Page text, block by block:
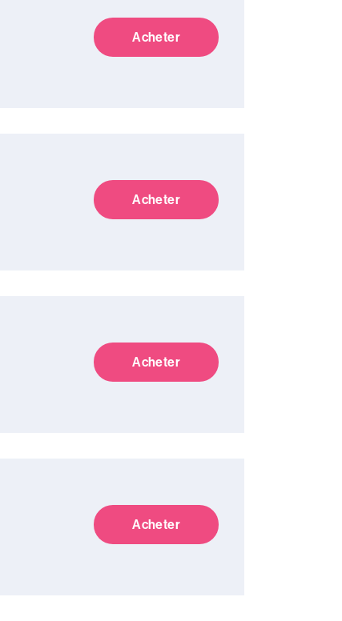
Acheter
Acheter
Acheter
Acheter